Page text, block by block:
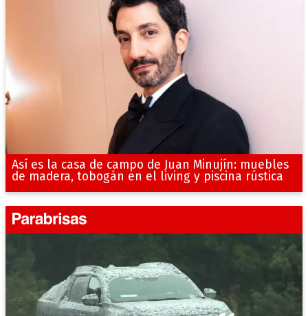
Así es la casa de campo de Juan Minujín: muebles
de madera, tobogán en el living y piscina rústica